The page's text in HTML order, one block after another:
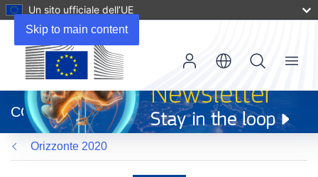
Skip to main content
Un sito ufficiale dell’UE
apre
in
una
nuova
finestra)
CORDIS
Menu
Orizzonte 2020